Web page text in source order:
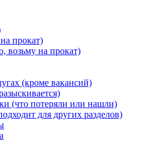
прокат)
возьму на прокат)
(кроме вакансий)
(что потеряли или нашли)
для других разделов)